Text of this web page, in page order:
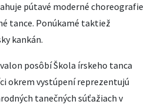
pútavé moderné choreografie
tance. Ponúkamé taktiež
kankán.
posôbí Škola írskeho tanca
okrem vystúpení reprezentujú
tanečných súťažiach v